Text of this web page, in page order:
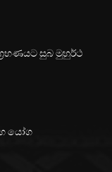
සුබ මුහුර්ථ
යෝග